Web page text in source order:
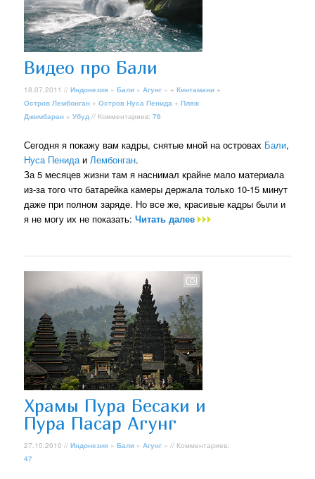
Видео про Бали
18.07.2011 //Индонезия »Бали »Агунг » +Кинтамани +
Остров Лембонган +Остров Нуса Пенида +Пляж
Джимбаран +Убуд // Комментариев:76
Сегодня я покажу вам кадры, снятые мной на островах Бали,
Нуса Пенида и Лембонган.
За 5 месяцев жизни там я наснимал крайне мало материала
из-за того что батарейка камеры держала только 10-15 минут
даже при полном заряде. Но все же, красивые кадры были и
я не могу их не показать:Читать далее
Храмы Пура Бесаки и
Пура Пасар Агунг
27.10.2010 //Индонезия »Бали »Агунг » // Комментариев:
47